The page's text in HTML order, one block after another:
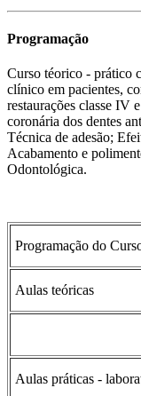
Programação
Curso téorico - prático
clínico em pacientes,
restaurações classe IV
coronária dos dentes
Técnica de adesão;
Acabamento e
Odontológica.
Programação do
Aulas teóricas
Aulas práticas -